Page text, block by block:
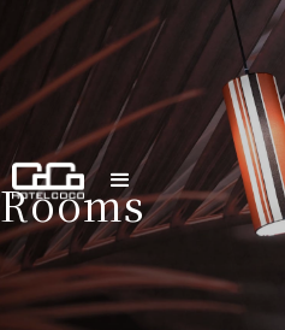
Rooms